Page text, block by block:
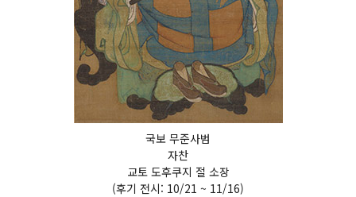
국보 무준사범
자찬
교토 도후쿠지 절 소장
(후기 전시: 10/21 ~ 11/16)